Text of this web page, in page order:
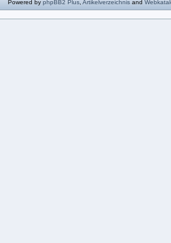
Powered by phpBB2 Plus Artikelverzeichnis and